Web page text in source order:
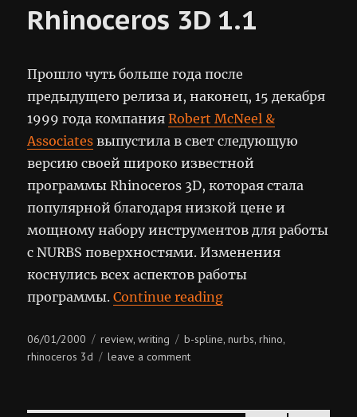
Rhinoceros 3D 1.1
Прошло чуть больше года после
предыдущего релиза и, наконец, 15 декабря
1999 года компанияRobert McNeel &
Associates выпустила в свет следующую
версию своей широко известной
программы Rhinoceros 3D, которая стала
популярной благодаря низкой цене и
мощному набору инструментов для работы
с NURBS поверхностями. Изменения
коснулись всех аспектов работы
программы.Continue reading“Rhinoceros 3D 1.1”
Posted
on
06/01/2000 Categories
review,writing Tags
b-spline,nurbs,rhino,
rhinoceros 3d leave a commenton
1.1